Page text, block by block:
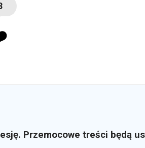
Przemocowe treści będą